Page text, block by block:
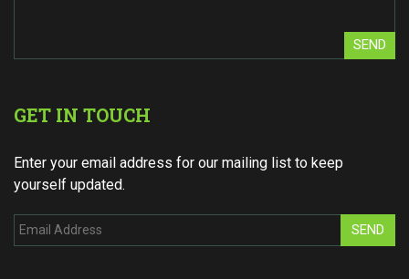
SEND
GET IN TOUCH
Enter your email address for our mailing list to keep
yourself updated.
SEND